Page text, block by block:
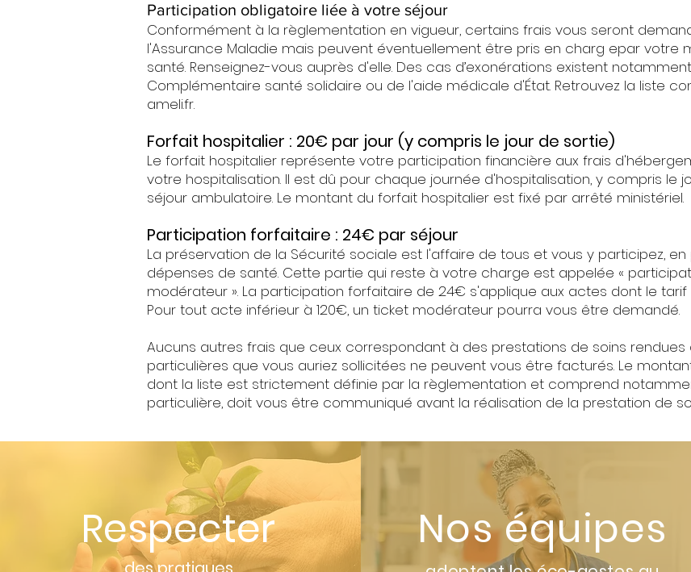
Participation obligatoire liée à votre séjour
Conformément à la règlementation en vigueur, certains frais vous seront
l'Assurance Maladie mais peuvent éventuellement être pris en charg epar votre
santé. Renseignez-vous auprès d'elle. Des cas d’exonérations existent
Complémentaire santé solidaire ou de l'aide médicale d'État. Retrouvez la liste
ameli.fr.
Forfait hospitalier : 20€ par jour (y compris le jour de sortie)
Le forfait hospitalier représente votre participation financière aux frais
votre hospitalisation. Il est dû pour chaque journée d'hospitalisation, y compris le
séjour ambulatoire. Le montant du forfait hospitalier est fixé par arrêté ministériel.
Participation forfaitaire : 24€ par séjour
La préservation de la Sécurité sociale est l'affaire de tous et vous y participez,
dépenses de santé. Cette partie qui reste à votre charge est appelée «
modérateur ». La participation forfaitaire de 24€ s'applique aux actes dont le tarif
Pour tout acte inférieur à 120€, un ticket modérateur pourra vous être demandé.
Aucuns autres frais que ceux correspondant à des prestations de soins
particulières que vous auriez sollicitées ne peuvent vous être facturés. Le
dont la liste est strictement définie par la règlementation et comprend
particulière, doit vous être communiqué avant la réalisation de la prestation de
Respecter Nos équipes